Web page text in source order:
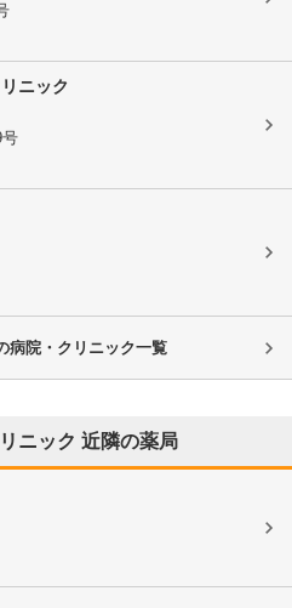
ニック
病院・クリニック一覧
ニック 近隣の薬局